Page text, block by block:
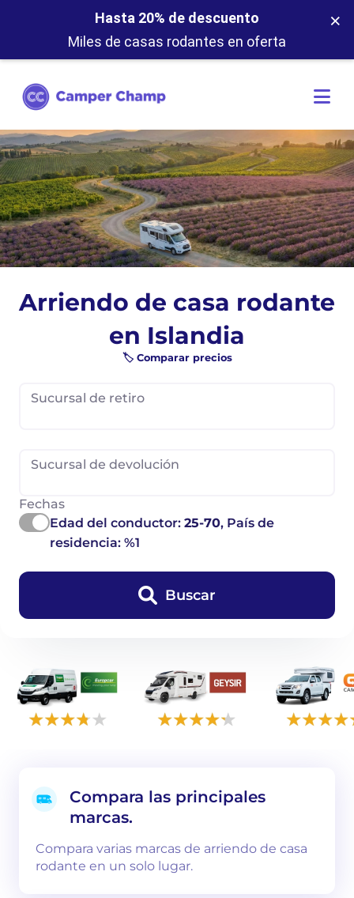
Hasta 20% de descuento
Miles de casas rodantes en oferta
×
Arriendo de casa rodante
en Islandia
🏷️ Comparar precios
Sucursal de retiro
Sucursal de devolución
Fechas
Edad del conductor:25-70, País de
residencia: %1
Buscar
Compara las principales
marcas.
Compara varias marcas de arriendo de casa
rodante en un solo lugar.